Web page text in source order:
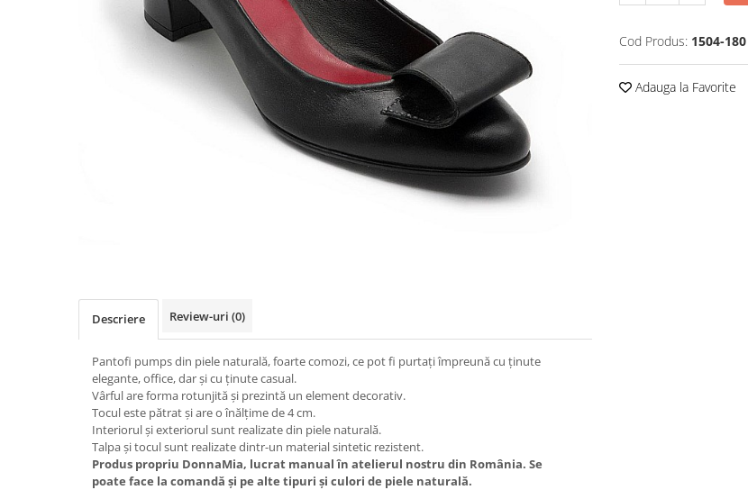
Cod Produs: 1504-180
Adauga la Favorite
Descriere Review-uri (0)
Pantofi pumps din piele naturală, foarte comozi, ce pot fi purtați împreună cu ținute
elegante, office, dar și cu ținute casual.
Vârful are forma rotunjită și prezintă un element decorativ.
Tocul este pătrat și are o înălțime de 4 cm.
Interiorul și exteriorul sunt realizate din piele naturală.
Talpa și tocul sunt realizate dintr-un material sintetic rezistent.
Produs propriu DonnaMia, lucrat manual în atelierul nostru din România. Se
poate face la comandă și pe alte tipuri și culori de piele naturală.